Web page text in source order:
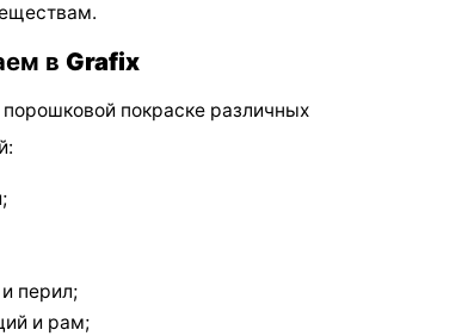
в Grafix
покраске различных
перил;
и рам;